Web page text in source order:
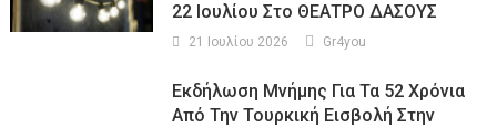
22 Ιουλίου Στο ΘΕΑΤΡΟ ΔΑΣΟΥΣ
21 Ιουλίου 2026 Gr4you
Εκδήλωση Μνήμης Για Τα 52 Χρόνια
Από Την Τουρκική Εισβολή Στην